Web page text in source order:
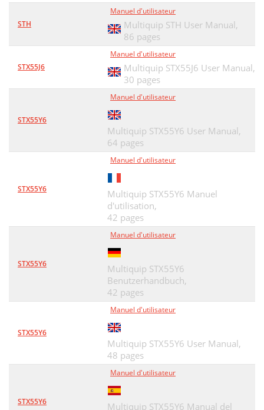
STH
Manuel d'utilisateur
Multiquip STH User Manual,
86 pages
STX55J6
Manuel d'utilisateur
Multiquip STX55J6 User Manual,
30 pages
STX55Y6
Manuel d'utilisateur
Multiquip STX55Y6 User Manual,
64 pages
STX55Y6
Manuel d'utilisateur
Multiquip STX55Y6 Manuel
d'utilisation,
42 pages
STX55Y6
Manuel d'utilisateur
Multiquip STX55Y6
Benutzerhandbuch,
42 pages
STX55Y6
Manuel d'utilisateur
Multiquip STX55Y6 User Manual,
48 pages
STX55Y6
Manuel d'utilisateur
Multiquip STX55Y6 Manual del